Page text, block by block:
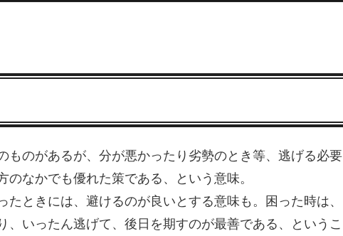
ものがあるが、分が悪かったり劣勢のとき等、逃げる必要
なかでも優れた策である、という意味。
ときには、避けるのが良いとする意味も。困った時は、
、いったん逃げて、後日を期すのが最善である、というこ